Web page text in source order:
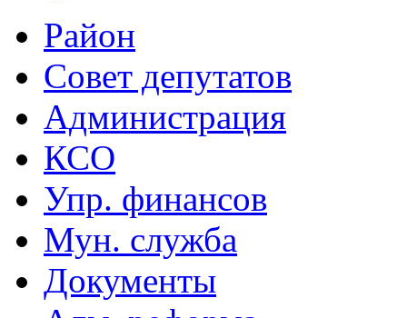
Район
Совет депутатов
Администрация
КСО
Упр. финансов
Мун. служба
Документы